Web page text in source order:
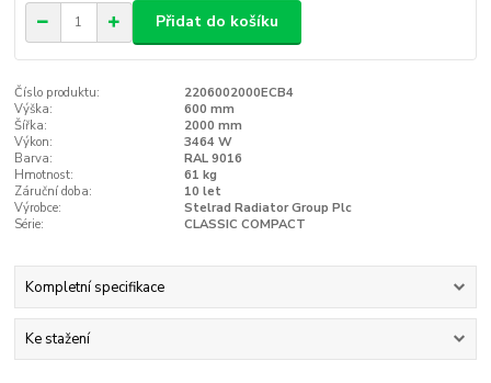
Přidat do košíku
Číslo produktu:
2206002000ECB4
Výška:
600 mm
Šířka:
2000 mm
Výkon:
3464 W
Barva:
RAL 9016
Hmotnost:
61 kg
Záruční doba:
10 let
Výrobce:
Stelrad Radiator Group Plc
Série:
CLASSIC COMPACT
Kompletní specifikace
Ke stažení